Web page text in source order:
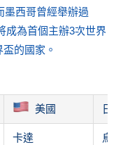
墨西哥曾經舉辦過
成為首個主辦3次世界
的國家。
美國 日本
卡達 烏